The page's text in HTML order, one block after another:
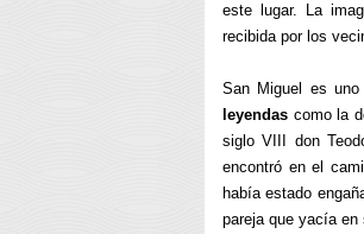
este lugar. La
recibida por los
San Miguel es
leyendas como la
siglo VIII don
encontró en el
había estado
pareja que yacía